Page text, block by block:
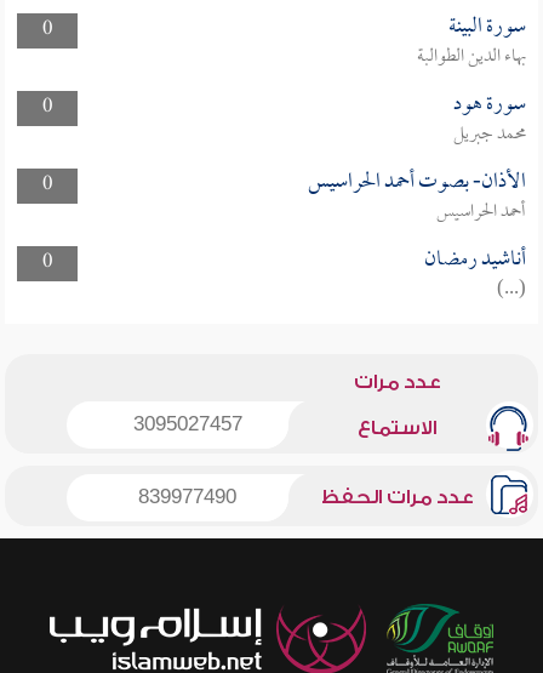
0
سورة البينة
بهاء الدين الطوالبة
0
سورة هود
محمد جبريل
0
الأذان- بصوت أحمد الحراسيس
أحمد الحراسيس
0
أناشيد رمضان
(...)
عدد مرات
الاستماع 3095027457
عدد مرات الحفظ 839977490